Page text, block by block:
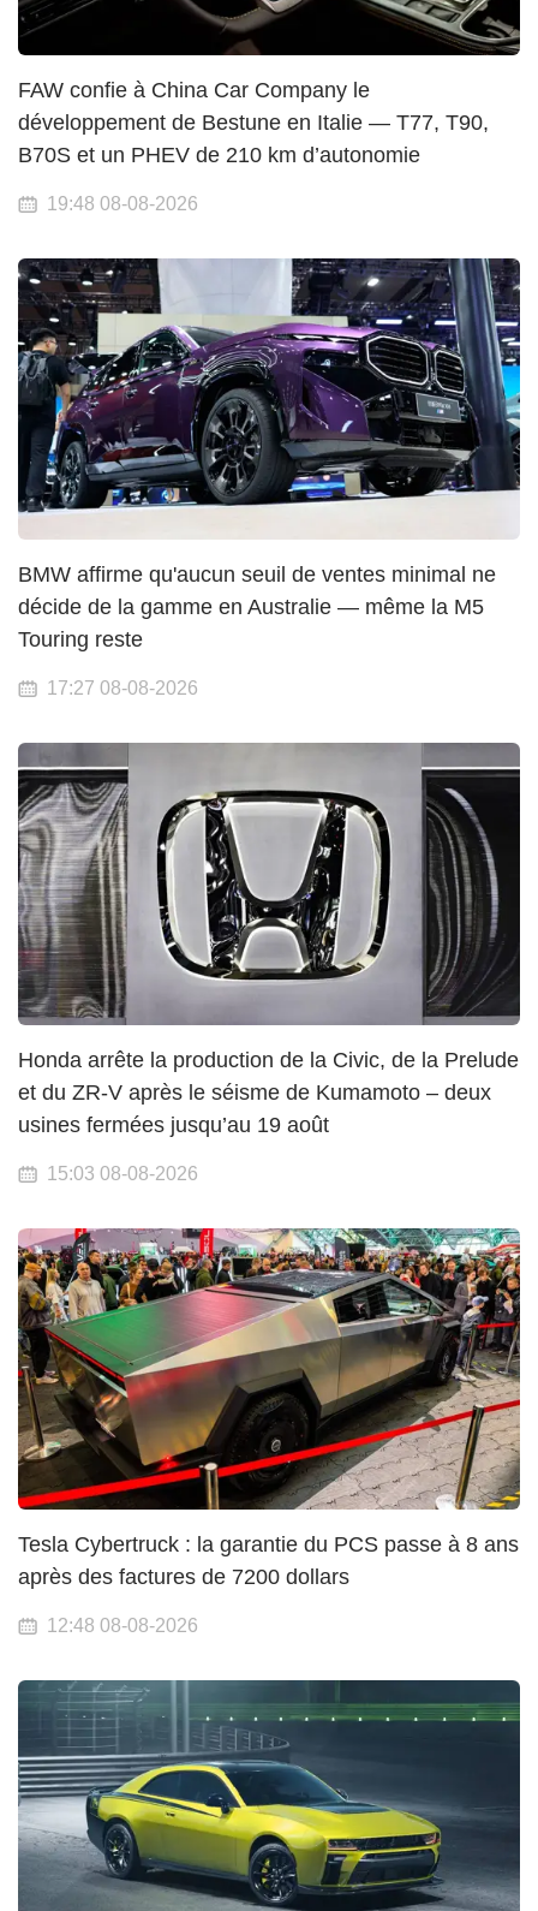
FAW confie à China Car Company le
développement de Bestune en Italie — T77, T90,
B70S et un PHEV de 210 km d’autonomie
19:48 08-08-2026
BMW affirme qu'aucun seuil de ventes minimal ne
décide de la gamme en Australie — même la M5
Touring reste
17:27 08-08-2026
Honda arrête la production de la Civic, de la Prelude
et du ZR-V après le séisme de Kumamoto – deux
usines fermées jusqu’au 19 août
15:03 08-08-2026
Tesla Cybertruck : la garantie du PCS passe à 8 ans
après des factures de 7200 dollars
12:48 08-08-2026